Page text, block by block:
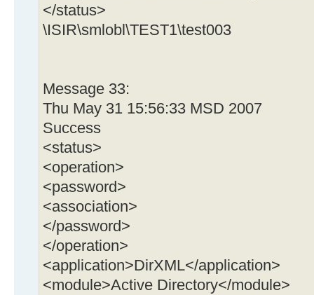
</status>
\ISIR\smlobl\TEST1\test003
Message 33:
Thu May 31 15:56:33 MSD 2007
Success
<status>
<operation>
<password>
<association>
</password>
</operation>
<application>DirXML</application>
<module>Active Directory</module>